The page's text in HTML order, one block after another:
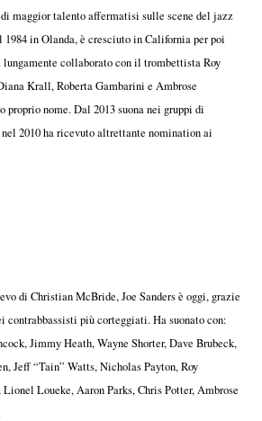
maggior talento affermatisi sulle scene del jazz
in Olanda, è cresciuto in California per poi
collaborato con il trombettista Roy
Krall, Roberta Gambarini e Ambrose
nome. Dal 2013 suona nei gruppi di
2010 ha ricevuto altrettante nomination ai
di Christian McBride, Joe Sanders è oggi, grazie
contrabbassisti più corteggiati. Ha suonato con:
Jimmy Heath, Wayne Shorter, Dave Brubeck,
Jeff “Tain” Watts, Nicholas Payton, Roy
Loueke, Aaron Parks, Chris Potter, Ambrose